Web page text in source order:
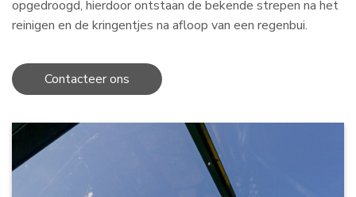
opgedroogd, hierdoor ontstaan de bekende strepen na het
reinigen en de kringentjes na afloop van een regenbui.
Contacteer ons